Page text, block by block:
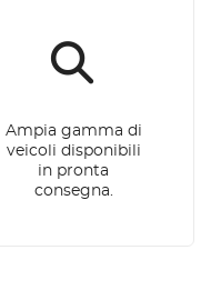
Ampia gamma di
veicoli disponibili
in pronta
consegna.